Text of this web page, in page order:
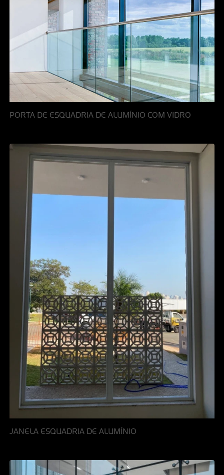
PORTA DE ESQUADRIA DE ALUMÍNIO COM VIDRO
JANELA ESQUADRIA DE ALUMÍNIO